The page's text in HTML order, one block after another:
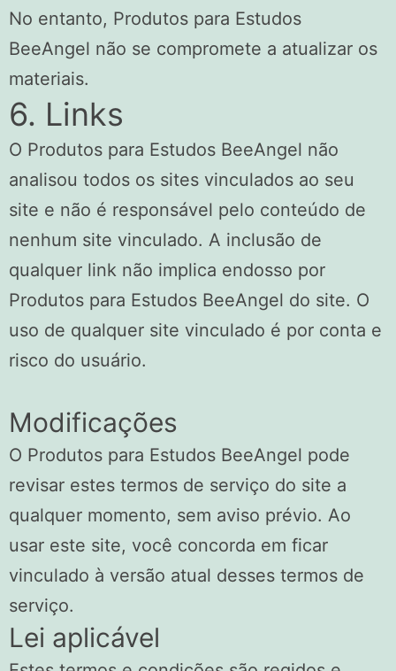
No entanto, Produtos para Estudos
BeeAngel não se compromete a atualizar os
materiais.
6. Links
O Produtos para Estudos BeeAngel não
analisou todos os sites vinculados ao seu
site e não é responsável pelo conteúdo de
nenhum site vinculado. A inclusão de
qualquer link não implica endosso por
Produtos para Estudos BeeAngel do site. O
uso de qualquer site vinculado é por conta e
risco do usuário.
Modificações
O Produtos para Estudos BeeAngel pode
revisar estes termos de serviço do site a
qualquer momento, sem aviso prévio. Ao
usar este site, você concorda em ficar
vinculado à versão atual desses termos de
serviço.
Lei aplicável